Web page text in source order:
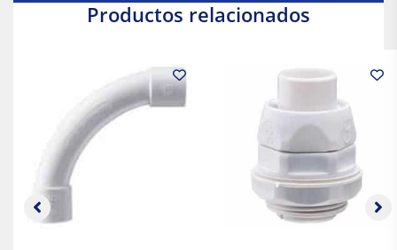
Productos relacionados